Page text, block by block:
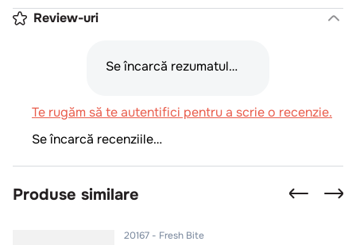
Review-uri
Se încarcă rezumatul…
Te rugăm să te autentifici pentru a scrie o recenzie.
Se încarcă recenziile…
Produse similare
20167 Fresh Bite